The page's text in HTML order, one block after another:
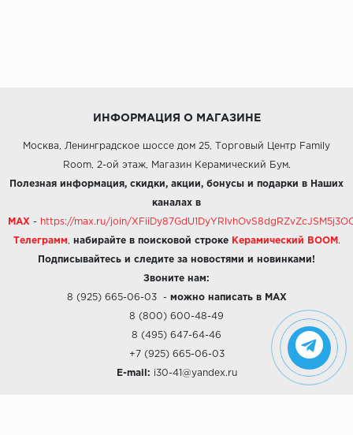
ИНФОРМАЦИЯ О МАГАЗИНЕ
Москва, Ленинградское шоссе дом 25, Торговый Центр Family
Room, 2-ой этаж, Магазин Керамический Бум.
Полезная информация, скидки, акции, бонусы и подарки в Наших
каналах в
MAX - https://max.ru/join/
Телеграмм набирайте в поисковой строке Керамический BOOM .
Подписывайтесь и следите за новостями и новинками!
Звоните нам:
8 (925) 665-06-03- можно написать в MAX
8 (800) 600-48-49
8 (495) 647-64-46
+7 (925) 665-06-03
E-mail: i30-41@yandex.ru